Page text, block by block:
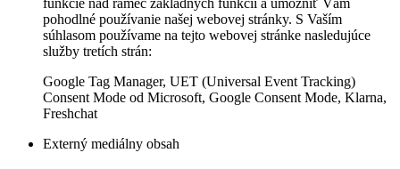
funkcie nad rámec základných funkcií a umožniť Vám
pohodlné používanie našej webovej stránky. S Vaším
súhlasom používame na tejto webovej stránke nasledujúce
služby tretích strán:
Google Tag Manager, UET (Universal Event Tracking)
Consent Mode od Microsoft, Google Consent Mode, Klarna,
Freshchat
Externý mediálny obsah